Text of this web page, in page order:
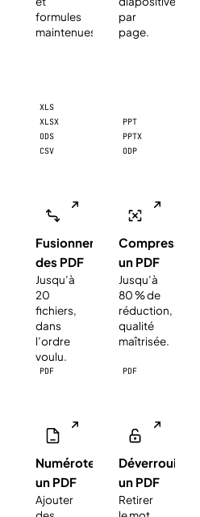
formules
maintenues.
XLS
XLSX
ODS
CSV
par
page.
PPT
PPTX
ODP
Fusionner
des PDF
Jusqu’à
20
fichiers,
dans
l’ordre
voulu.
PDF
Compresser
un PDF
Jusqu’à
80 % de
réduction,
qualité
maîtrisée.
PDF
Numéroter
un PDF
Ajouter
Déverrouiller
un PDF
Retirer